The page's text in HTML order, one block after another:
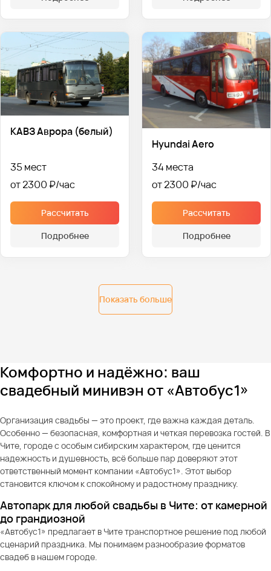
КАВЗ Аврора (белый)
35 мест
от 2300 ₽
Рассчитать
Подробнее
Hyundai Aero
34 места
от 2300 ₽
Рассчитать
Подробнее
Показать больше
Комфортно и надёжно: ваш
свадебный минивэн от «Автобус1»
Организация свадьбы — это проект, где важна каждая деталь.
Особенно — безопасная, комфортная и четкая перевозка гостей. В
Чите, городе с особым сибирским характером, где ценится
надежность и душевность, всё больше пар доверяют этот
ответственный момент компании «Автобус1». Этот выбор
становится ключом к спокойному и радостному празднику.
Автопарк для любой свадьбы в Чите: от камерной
до грандиозной
«Автобус1» предлагает в Чите транспортное решение под любой
сценарий праздника. Мы понимаем разнообразие форматов
свадеб в нашем городе.